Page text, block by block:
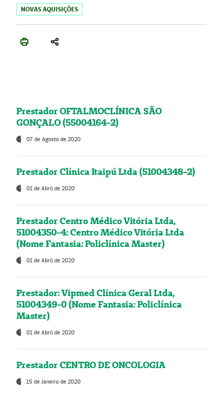
NOVAS AQUISIÇÕES
Prestador OFTALMOCLÍNICA SÃO
GONÇALO (55004164-2)
07 de Agosto de 2020
Prestador Clínica Itaipú Ltda (51004348-2)
01 de Abril de 2020
Prestador Centro Médico Vitória Ltda,
51004350-4: Centro Médico Vitória Ltda
(Nome Fantasia: Policlínica Master)
01 de Abril de 2020
Prestador: Vipmed Clínica Geral Ltda,
51004349-0 (Nome Fantasia: Policlínica
Master)
01 de Abril de 2020
Prestador CENTRO DE ONCOLOGIA
15 de Janeiro de 2020